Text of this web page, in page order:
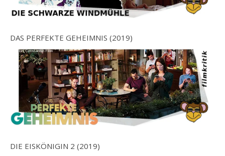
DAS PERFEKTE GEHEIMNIS (2019)
DIE EISKÖNIGIN 2 (2019)